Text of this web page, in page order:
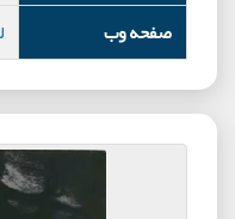
صفحه وب